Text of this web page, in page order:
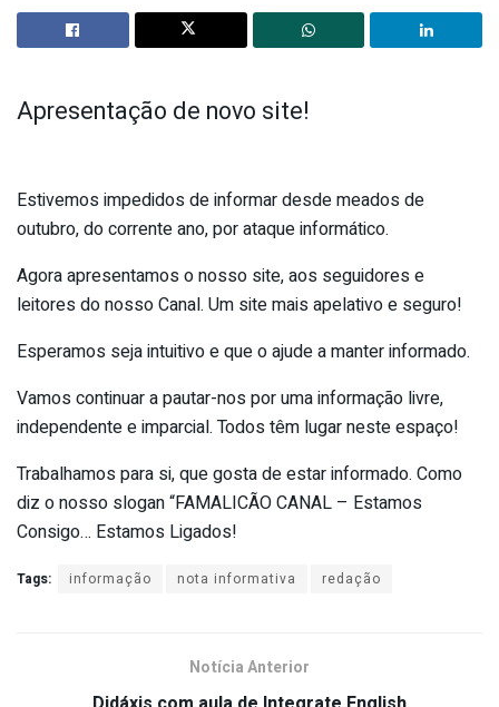
Apresentação de novo site!
Estivemos impedidos de informar desde meados de
outubro, do corrente ano, por ataque informático.
Agora apresentamos o nosso site, aos seguidores e
leitores do nosso Canal. Um site mais apelativo e seguro!
Esperamos seja intuitivo e que o ajude a manter informado.
Vamos continuar a pautar-nos por uma informação livre,
independente e imparcial. Todos têm lugar neste espaço!
Trabalhamos para si, que gosta de estar informado. Como
diz o nosso slogan “FAMALICÃO CANAL – Estamos
Consigo… Estamos Ligados!
Tags: informação nota informativa redação
Notícia Anterior